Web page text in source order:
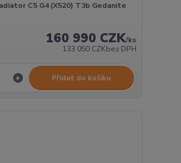
C5 G4 (X520) T3b Gedanite
160 990 CZK/ks
133 050 CZKbez DPH
Přidat do košíku